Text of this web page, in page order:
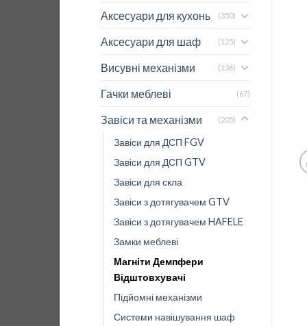
Аксесуари для кухонь (350)
Аксесуари для шаф (125)
Висувні механізми (136)
Гачки меблеві (67)
Завіси та механізми (205)
Завіси для ДСП FGV
Завіси для ДСП GTV
Завіси для скла
Завіси з дотягувачем GTV
Завіси з дотягувачем HAFELE
Замки меблеві
Магніти Демпфери
Відштовхувачі
Підйомні механізми
Системи навішування шаф